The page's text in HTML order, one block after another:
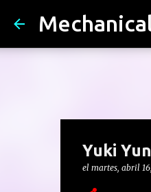
Yuki
el martes, abril